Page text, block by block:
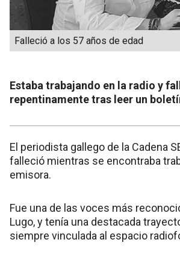
Falleció a los 57 años de edad
Estaba trabajando en la radio y
repentinamente tras leer un
El periodista gallego de la Cadena
falleció mientras se encontraba
emisora.
Fue una de las voces más
Lugo, y tenía una destacada
siempre vinculada al espacio